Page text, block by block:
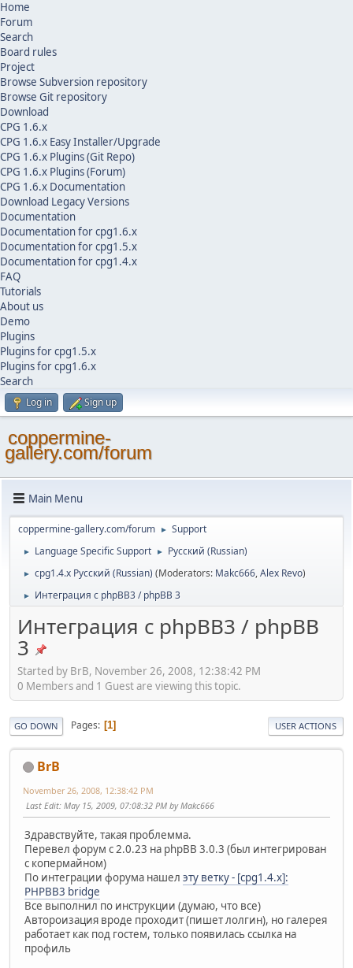
Home
Forum
Search
Board rules
Project
Browse Subversion repository
Browse Git repository
Download
CPG 1.6.x
CPG 1.6.x Easy Installer/Upgrade
CPG 1.6.x Plugins (Git Repo)
CPG 1.6.x Plugins (Forum)
CPG 1.6.x Documentation
Download Legacy Versions
Documentation
Documentation for cpg1.6.x
Documentation for cpg1.5.x
Documentation for cpg1.4.x
FAQ
Tutorials
About us
Demo
Plugins
Plugins for cpg1.5.x
Plugins for cpg1.6.x
Search
Log in Sign up
coppermine-
gallery.com/forum
Main Menu
coppermine-gallery.com/forum ► Support
► Language Specific Support ► Русский (Russian)
► cpg1.4.x Русский (Russian) (Moderators: Makc666,Alex Revo)
► Интеграция с phpBB3 / phpBB 3
Интеграция с phpBB3 / phpBB
3
Started by BrB, November 26, 2008, 12:38:42 PM
0 Members and 1 Guest are viewing this topic.
GO DOWN Pages 1 USER ACTIONS
BrB
November 26, 2008, 12:38:42 PM
Last Edit: May 15, 2009, 07:08:32 PM by Makc666
Здравствуйте, такая проблемма.
Перевел форум с 2.0.23 на phpBB 3.0.3 (был интегрирован
с копермайном)
По интеграции форума нашел эту ветку - [cpg1.4.x]:
PHPBB3 bridge
Все выполнил по инструкции (думаю, что все)
Автороизация вроде проходит (пишет лолгин), но галерея
работает как под гостем, только появилась ссылка на
профиль